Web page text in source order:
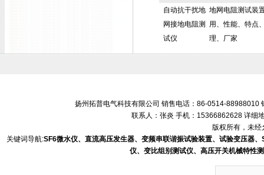
自动抗干扰地
网接地电阻测
试仪
地网电阻测试装
用、性能、特点
理、厂家
扬州拓普电气科技有限公司 销售电话：86-0514-88988010
联系人：张炎 手机：15366862628 详细
版权所有，未
关键词导航:SF6微水仪、直流高压发生器、变频串联谐振试验装置、试验变压器
仪、变比组别测试仪、高压开关机械特性